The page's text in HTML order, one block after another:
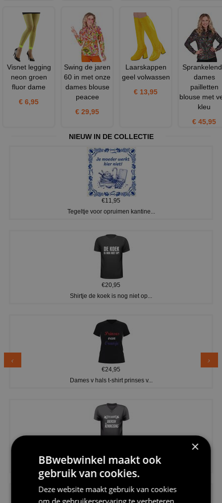
Visnet legging
neon groen
fluor dame
€ 6,95
Swing de jaren
60 in met onze
dames blouse
peacee
€ 29,95
Laarskappen
geel volwassen
€ 13,95
dames
pailletten
blouse met
kleu
€ 45,95
NIEUW IN DE COLLECTIE
€11,95
Tegeltje voor opruimen kantine...
€20,95
Shirtje de koek is nog niet op...
€24,95
Dames v hals t-shirt prinses v...
Koningsdag shirt heren v-hals ...
×
BBwebwinkel maakt ook
gebruik van cookies.
Deze website maakt gebruik van cookies
om de gebruikerservaring te verbeteren.